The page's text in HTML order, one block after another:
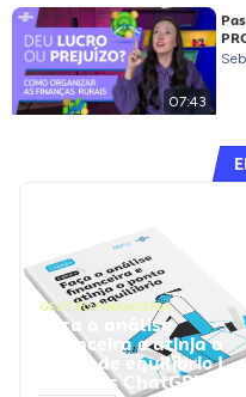
07:43
GESTÃO FINANCEIRA
Faça a análise
financeira e atinja o
ponto de equilíbrio |
Prompts ChatGPT